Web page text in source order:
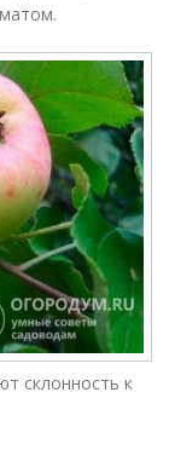
склонность к